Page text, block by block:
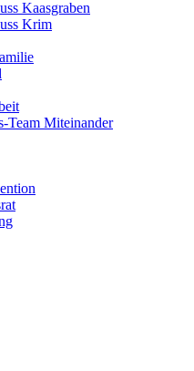
Kaasgraben
Krim
Team Miteinander